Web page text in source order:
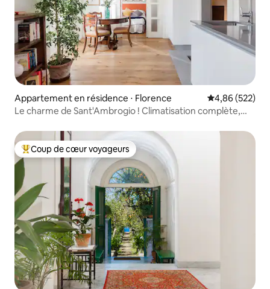
Appartement en résidence ⋅ Florence Évaluation
4,86 (522)
Le charme de Sant'Ambrogio ! Climatisation complète,
Coups de cœur voyageurs les plus appréciés
Coup de cœur voyageurs